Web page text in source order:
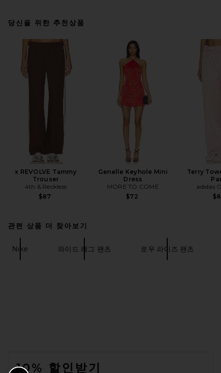
당신을 위한 추천상품
x REVOLVE Tammy
Trouser
4th & Reckless
$87
Genelle Keyhole Mini
Dress
MORE TO COME
$72
Terry
adidas
관련 상품 더 찾아보기
Nike 와이드 레그 팬츠 로우 라이즈 팬츠
10% 할인받기